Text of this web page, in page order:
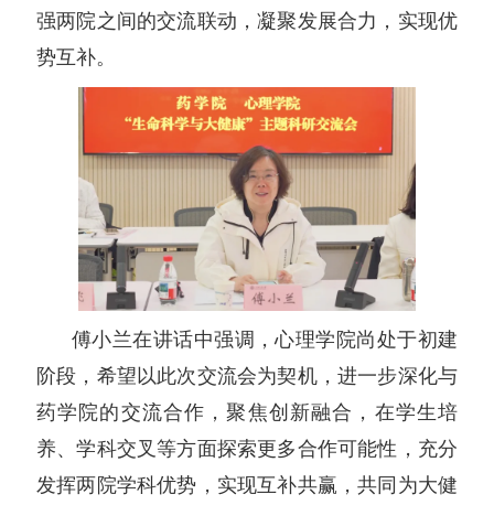
强两院之间的交流联动，凝聚发展合力，实现优
势互补。
傅小兰在讲话中强调，心理学院尚处于初建
阶段，希望以此次交流会为契机，进一步深化与
药学院的交流合作，聚焦创新融合，在学生培
养、学科交叉等方面探索更多合作可能性，充分
发挥两院学科优势，实现互补共赢，共同为大健